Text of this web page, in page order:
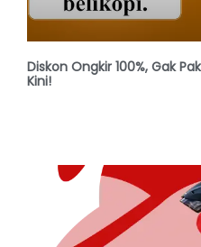
Diskon Ongkir 100%, Gak
Kini!